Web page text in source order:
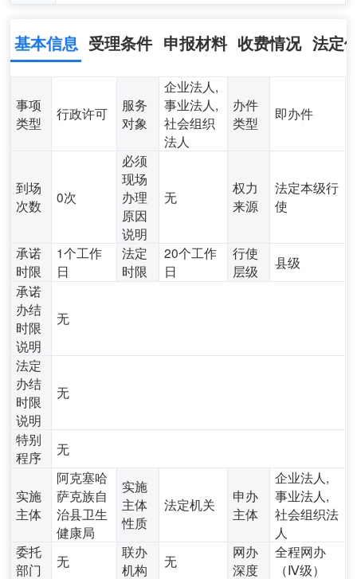
基本信息 受理条件 申报材料 收费情况 法定
事项
类型
行政许可
服务
对象
企业法人,
事业法人,
社会组织
法人
办件
类型
即办件
到场
次数
0次
必须
现场
办理
原因
说明
无
权力
来源
法定本级行
使
承诺
时限
1个工作
日
法定
时限
20个工作
日
行使
层级
县级
承诺
办结
时限
说明
无
法定
办结
时限
说明
无
特别
程序
无
实施
主体
阿克塞哈
萨克族自
治县卫生
健康局
实施
主体
性质
法定机关
申办
主体
企业法人,
事业法人,
社会组织法
人
委托
部门
无
联办
机构
无
网办
深度
全程网办
（Ⅳ级）